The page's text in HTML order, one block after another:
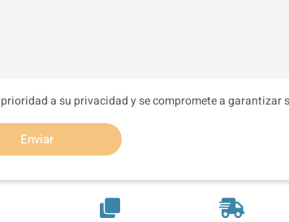
a su privacidad y se compromete a garantizar
Enviar